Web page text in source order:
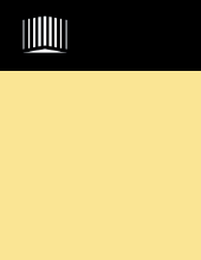
Przejdź do głównego
Przejdź do sekcji
Przejdź do stopki